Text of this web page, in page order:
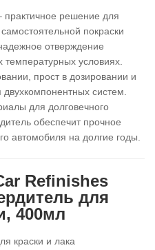
практичное решение для
покраски
отверждение
условиях.
прост в дозировании и
систем.
для долговечного
обеспечит прочное
автомобиля на долгие годы.
Refinishes
для
400мл
краски и лака